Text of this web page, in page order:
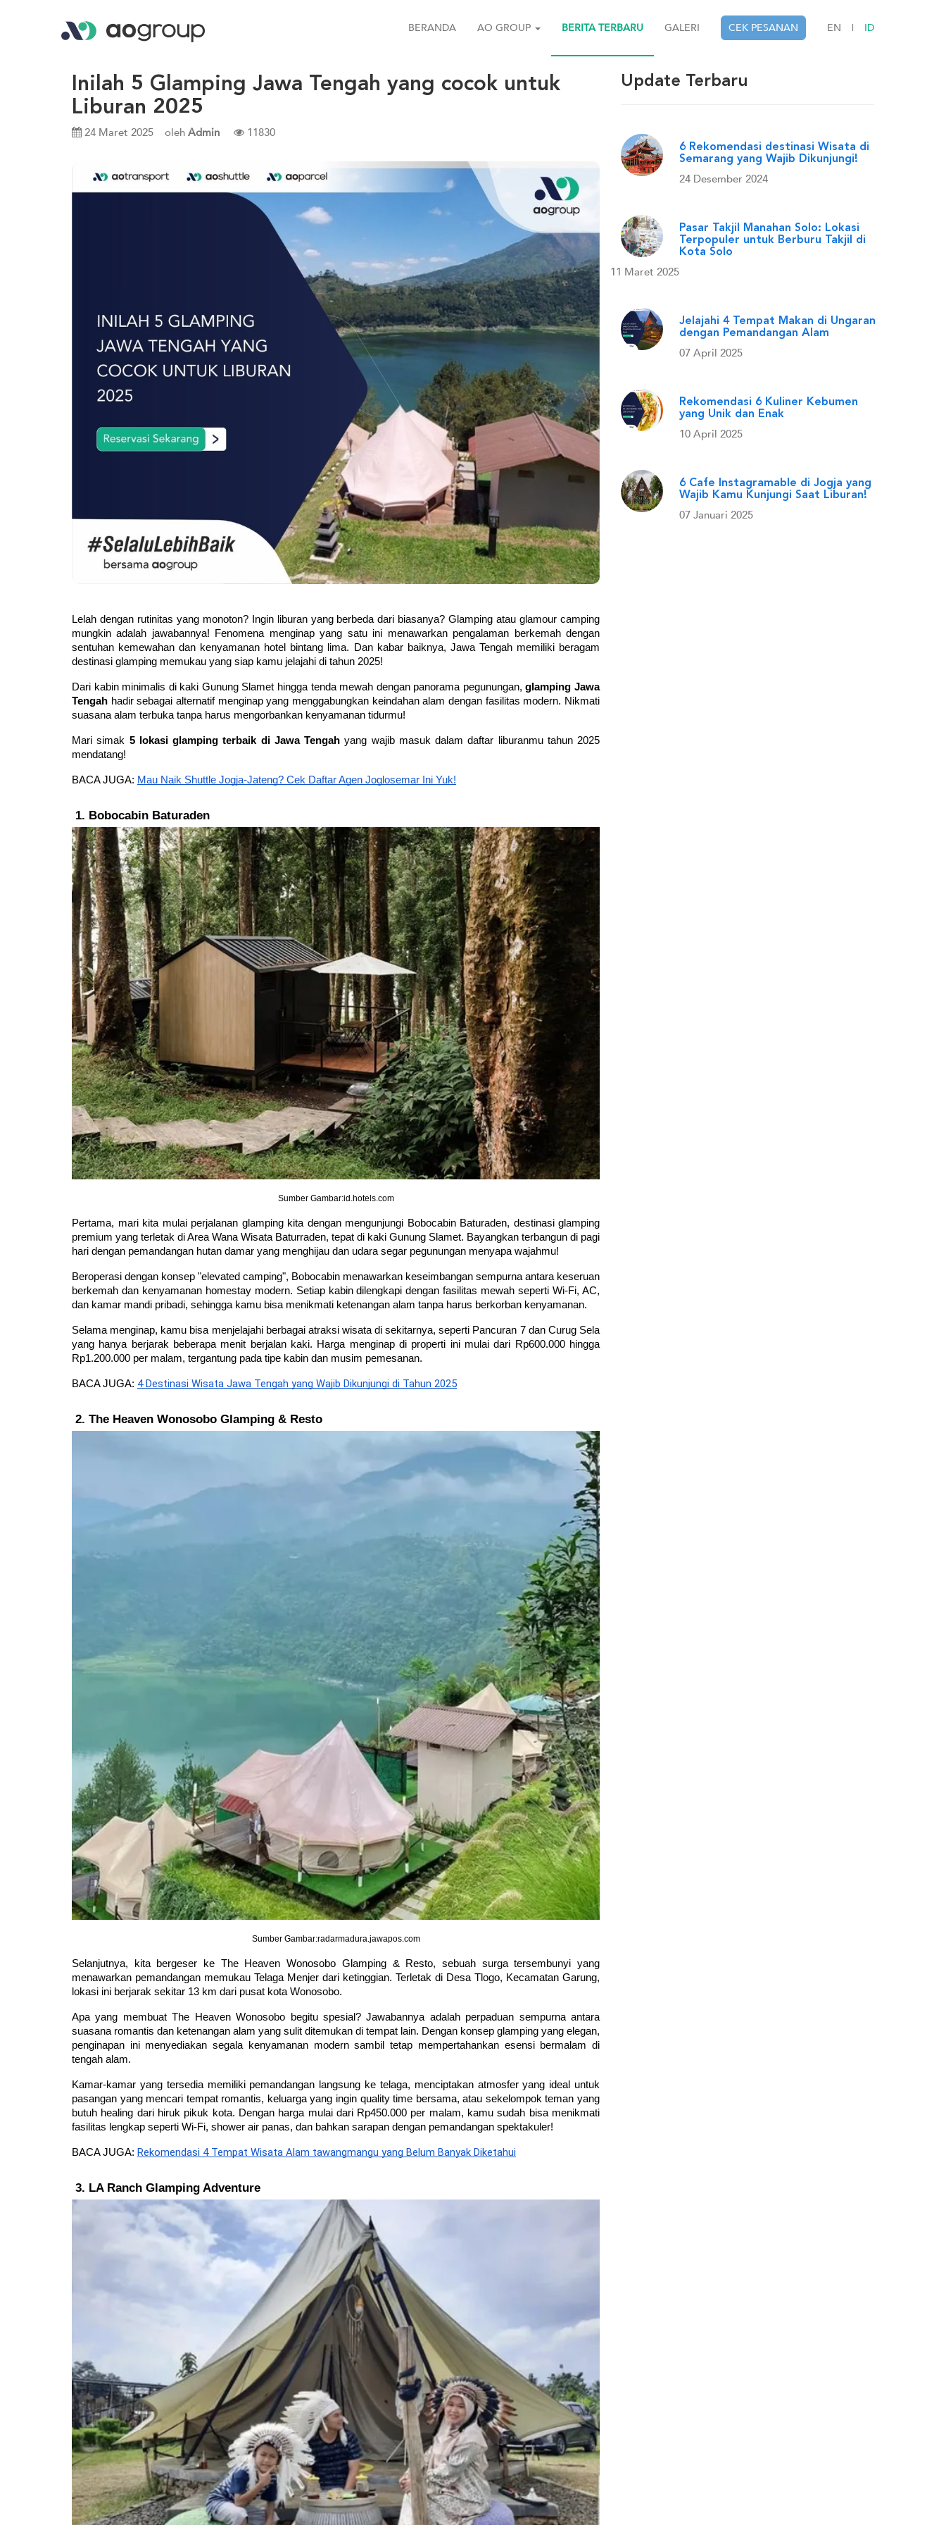
BERANDA AO GROUP BERITA TERBARU GALERI CEK PESANAN EN | ID
Inilah 5 Glamping Jawa Tengah yang cocok untuk
Liburan 2025
24 Maret 2025 oleh Admin 11830
Lelah dengan rutinitas yang monoton? Ingin liburan yang berbeda dari biasanya? Glamping atau glamour camping
mungkin adalah jawabannya! Fenomena menginap yang satu ini menawarkan pengalaman berkemah dengan
sentuhan kemewahan dan kenyamanan hotel bintang lima. Dan kabar baiknya, Jawa Tengah memiliki beragam
destinasi glamping memukau yang siap kamu jelajahi di tahun 2025!
Dari kabin minimalis di kaki Gunung Slamet hingga tenda mewah dengan panorama pegunungan, glamping Jawa
Tengah hadir sebagai alternatif menginap yang menggabungkan keindahan alam dengan fasilitas modern. Nikmati
suasana alam terbuka tanpa harus mengorbankan kenyamanan tidurmu!
Mari simak 5 lokasi glamping terbaik di Jawa Tengah yang wajib masuk dalam daftar liburanmu tahun 2025
mendatang!
BACA JUGA: Mau Naik Shuttle Jogja-Jateng? Cek Daftar Agen Joglosemar Ini Yuk!
Bobocabin Baturaden
Sumber Gambar:id.hotels.com
Pertama, mari kita mulai perjalanan glamping kita dengan mengunjungi Bobocabin Baturaden, destinasi glamping
premium yang terletak di Area Wana Wisata Baturraden, tepat di kaki Gunung Slamet. Bayangkan terbangun di pagi
hari dengan pemandangan hutan damar yang menghijau dan udara segar pegunungan menyapa wajahmu!
Beroperasi dengan konsep "elevated camping", Bobocabin menawarkan keseimbangan sempurna antara keseruan
berkemah dan kenyamanan homestay modern. Setiap kabin dilengkapi dengan fasilitas mewah seperti Wi-Fi, AC,
dan kamar mandi pribadi, sehingga kamu bisa menikmati ketenangan alam tanpa harus berkorban kenyamanan.
Selama menginap, kamu bisa menjelajahi berbagai atraksi wisata di sekitarnya, seperti Pancuran 7 dan Curug Sela
yang hanya berjarak beberapa menit berjalan kaki. Harga menginap di properti ini mulai dari Rp600.000 hingga
Rp1.200.000 per malam, tergantung pada tipe kabin dan musim pemesanan.
BACA JUGA: 4 Destinasi Wisata Jawa Tengah yang Wajib Dikunjungi di Tahun 2025
The Heaven Wonosobo Glamping & Resto
Sumber Gambar:radarmadura.jawapos.com
Selanjutnya, kita bergeser ke The Heaven Wonosobo Glamping & Resto, sebuah surga tersembunyi yang
menawarkan pemandangan memukau Telaga Menjer dari ketinggian. Terletak di Desa Tlogo, Kecamatan Garung,
lokasi ini berjarak sekitar 13 km dari pusat kota Wonosobo.
Apa yang membuat The Heaven Wonosobo begitu spesial? Jawabannya adalah perpaduan sempurna antara
suasana romantis dan ketenangan alam yang sulit ditemukan di tempat lain. Dengan konsep glamping yang elegan,
penginapan ini menyediakan segala kenyamanan modern sambil tetap mempertahankan esensi bermalam di
tengah alam.
Kamar-kamar yang tersedia memiliki pemandangan langsung ke telaga, menciptakan atmosfer yang ideal untuk
pasangan yang mencari tempat romantis, keluarga yang ingin quality time bersama, atau sekelompok teman yang
butuh healing dari hiruk pikuk kota. Dengan harga mulai dari Rp450.000 per malam, kamu sudah bisa menikmati
fasilitas lengkap seperti Wi-Fi, shower air panas, dan bahkan sarapan dengan pemandangan spektakuler!
BACA JUGA: Rekomendasi 4 Tempat Wisata Alam tawangmangu yang Belum Banyak Diketahui
LA Ranch Glamping Adventure
Update Terbaru
6 Rekomendasi destinasi Wisata di
Semarang yang Wajib Dikunjungi!
24 Desember 2024
Pasar Takjil Manahan Solo: Lokasi
Terpopuler untuk Berburu Takjil di
Kota Solo
11 Maret 2025
Jelajahi 4 Tempat Makan di Ungaran
dengan Pemandangan Alam
07 April 2025
Rekomendasi 6 Kuliner Kebumen
yang Unik dan Enak
10 April 2025
6 Cafe Instagramable di Jogja yang
Wajib Kamu Kunjungi Saat Liburan!
07 Januari 2025